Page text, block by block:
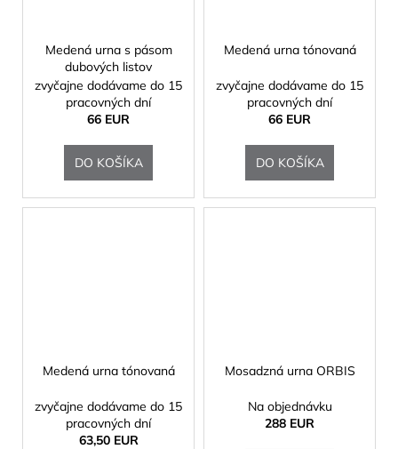
Medená urna s pásom
dubových listov
zvyčajne dodávame do 15
pracovných dní
66 EUR
DO KOŠÍKA
Medená urna tónovaná
zvyčajne dodávame do 15
pracovných dní
66 EUR
DO KOŠÍKA
Medená urna tónovaná
zvyčajne dodávame do 15
pracovných dní
63,50 EUR
Mosadzná urna ORBIS
Na objednávku
288 EUR